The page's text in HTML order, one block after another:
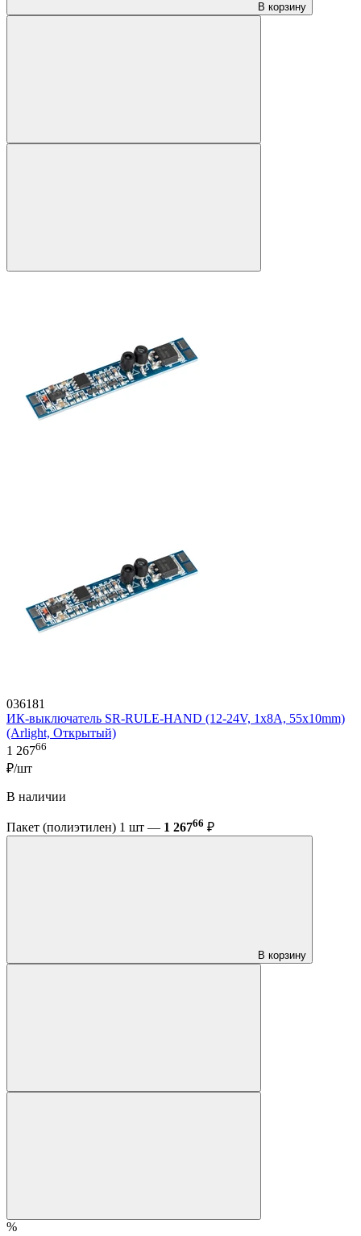
В корзину
036181
ИК-выключатель SR-RULE-HAND (12-24V, 1x8A, 55x10mm)
(Arlight, Открытый)
1 26766
₽/шт
В наличии
Пакет (полиэтилен) 1 шт — 1 26766 ₽
В корзину
%